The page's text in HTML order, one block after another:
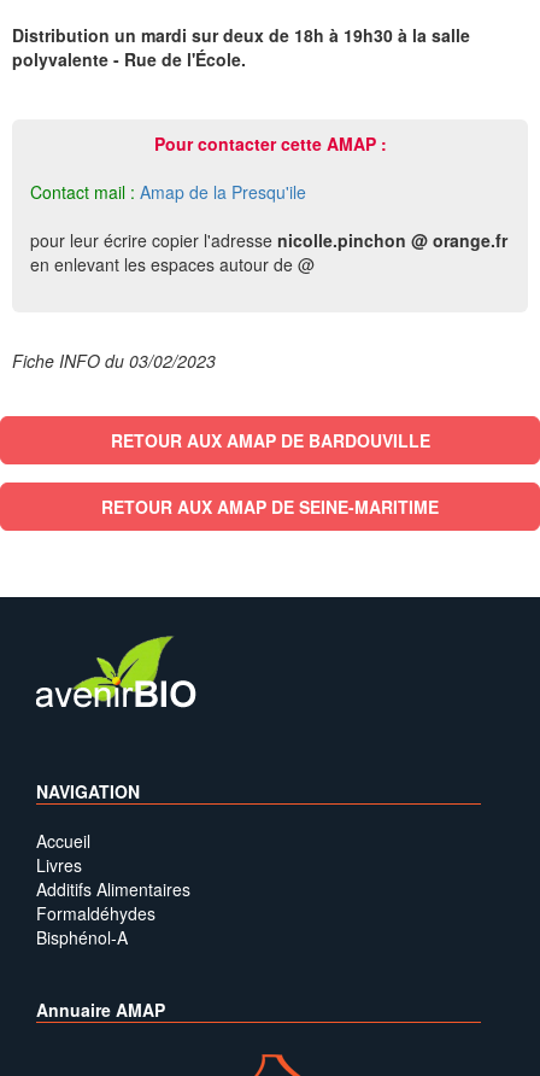
Distribution un mardi sur deux de 18h à 19h30 à la salle
polyvalente - Rue de l'École.
Pour contacter cette AMAP :
Contact mail : Amap de la Presqu'ile
pour leur écrire copier l'adresse nicolle.pinchon @ orange.fr
en enlevant les espaces autour de @
Fiche INFO du 03/02/2023
RETOUR AUX AMAP DE BARDOUVILLE
RETOUR AUX AMAP DE SEINE-MARITIME
NAVIGATION
Accueil
Livres
Additifs Alimentaires
Formaldéhydes
Bisphénol-A
Annuaire AMAP